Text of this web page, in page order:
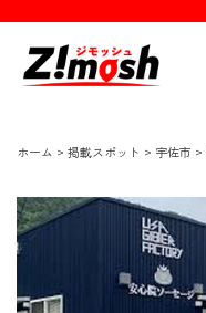
ホーム > 掲載スポット > 宇佐市 >